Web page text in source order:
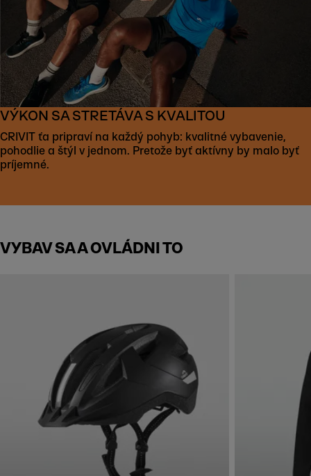
VÝKON SA STRETÁVA S KVALITOU
CRIVIT ťa pripraví na každý pohyb: kvalitné vybavenie,
pohodlie a štýl v jednom. Pretože byť aktívny by malo byť
príjemné.
VYBAV SA A OVLÁDNI TO
Skip to next section